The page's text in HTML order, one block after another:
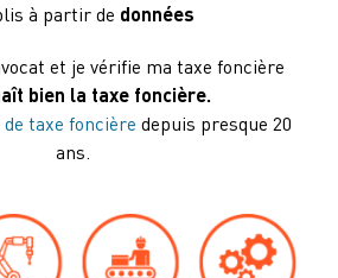
à partir de données
et je vérifie ma taxe foncière
bien la taxe foncière.
de taxe foncière depuis presque 20
ans.